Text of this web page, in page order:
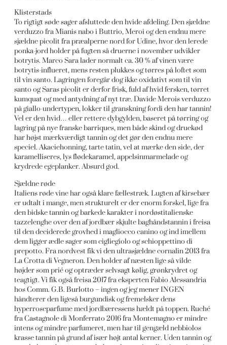
Klisterstads
To rigtigt søde sager afsluttede den hvide afdeling. Den sjældne
verduzzo fra Mianis nabo i Buttrio, Meroi og den endnu mere
sjældne picolit fra præalperne nord for Udine, hvor den lerede
ponka-jord holder på fugten så druerne i november udvikler
botrytis. Marco Sara lader normalt ca. 30 % af vinen være
botrytis-influeret, mens resten plukkes og tørres på loftet som
til vin santo. Lagringen foregår dog ikke oxidativt som til vin
santo og Saras picolit er derfor frisk, fuld af hvid fersken, tørret
kumquat og med antydning af nyt træ. Davide Merois verduzzo
på giallo-undertypen, lokker til granskning fordi den har tannin!
Vel er den hvid… eller rettere dybgylden, baseret på tørring og
lagring på nye franske barriques, men både skind og druekød
har højst mærkværdigt tannin og det gør den endnu mere
speciel. Akaciehonning, tarte tatin, vel at mærke den side, der
karamelliseres, lys flødekaramel, appelsinmarmelade og
krydrede egeplanker. Absurd god.
Sjældne røde
Italiens røde vine har også klare fællestræk. Lugten af kirsebær
er udtalt i mange, men strukturelt er der enorm forskel, lige fra
den bidske tannin og barkede karakter i nordøstitalienske
tazzelenghe over den af jordbær skjulte baghåndstannin i freisa
til den deciderede grovhed i magliocco canino og ind imellem
dem ligger ædle sager som cigliegiolo og schioppettino di
prepotto. Fra nordvest fik vi den ultrasjældne cornalin 2013 fra
La Crotta di Vegneron. Den holder af næsten lige så vilde
højder som prié og optræder selvsagt kølig, grønkrydret og
teagtigt. Vi fik også freisa 2017 fra eksperten Fabio Alessandria
hos Comm. G.B. Burlotto – ingen og jeg mener INGEN
håndterer den ligeså burgundisk og fremelsker dens
hyperroseparfume med jordbæressens hældt på toppen. Ruché
fra Castagnole di Monferrato 2016 fra Montemagno er mindre
intens og mindre parfumeret, men har til gengæld nebbiolos
krasse tannin på grund af især højt antal kerner. Uden tannin og